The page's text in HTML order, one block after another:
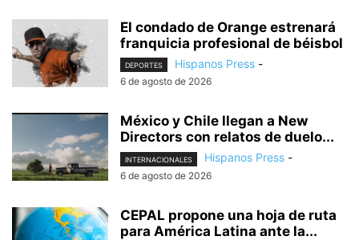
El condado de Orange estrenará
franquicia profesional de béisbol
DEPORTES Hispanos Press -
6 de agosto de 2026
México y Chile llegan a New
Directors con relatos de duelo...
INTERNACIONALES Hispanos Press -
6 de agosto de 2026
CEPAL propone una hoja de ruta
para América Latina ante la...